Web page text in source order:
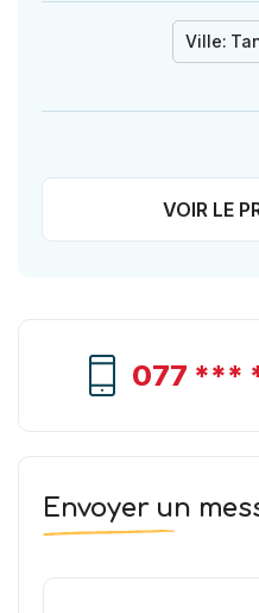
Ville:
VOIR LE
077 ***
Envoyer un